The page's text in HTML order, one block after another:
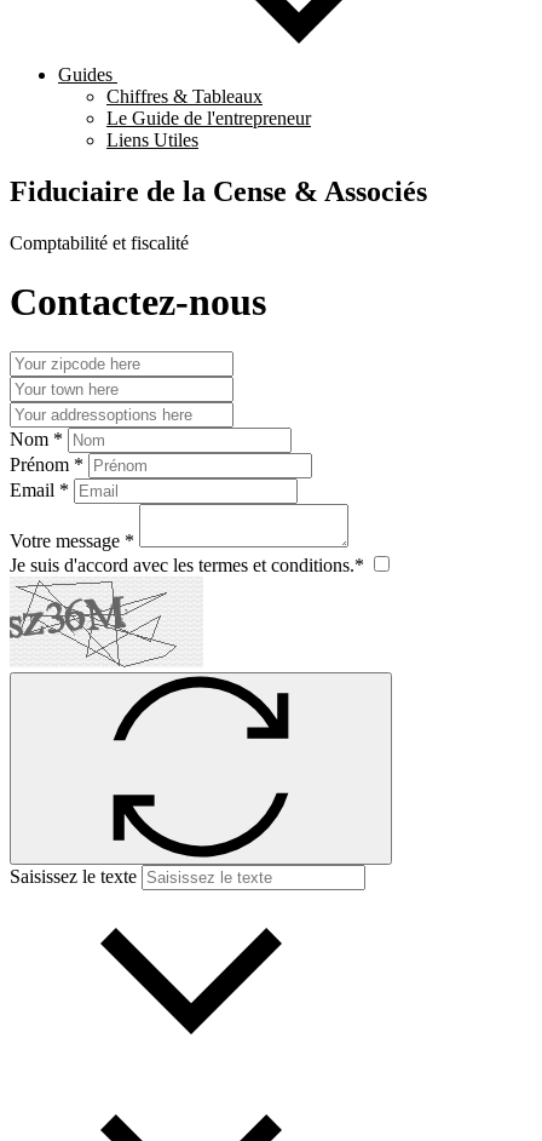
Guides
Chiffres & Tableaux
Le Guide de l'entrepreneur
Liens Utiles
Fiduciaire de la Cense & Associés
Comptabilité et fiscalité
Contactez-nous
Nom *
Prénom *
Email *
Votre message *
Je suis d'accord avec les termes et conditions.*
Saisissez le texte